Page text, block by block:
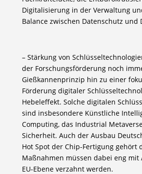
Digitalisierung in der Verwaltung
Balance zwischen Datenschutz und
– Stärkung von
der Forschungsförderung noch
Gießkannenprinzip hin zu einer
Förderung digitaler
Hebeleffekt. Solche digitalen
sind insbesondere Künstliche
Computing, das Industrial
Sicherheit. Auch der Ausbau
Hot Spot der Chip-Fertigung gehört
Maßnahmen müssen dabei eng mit
EU-Ebene verzahnt werden.